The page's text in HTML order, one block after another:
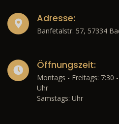
Adresse:
Banfetalstr. 57, 57334
Öffnungszeit:
Montags - Freitags: 7:30
Uhr
Samstags: Uhr